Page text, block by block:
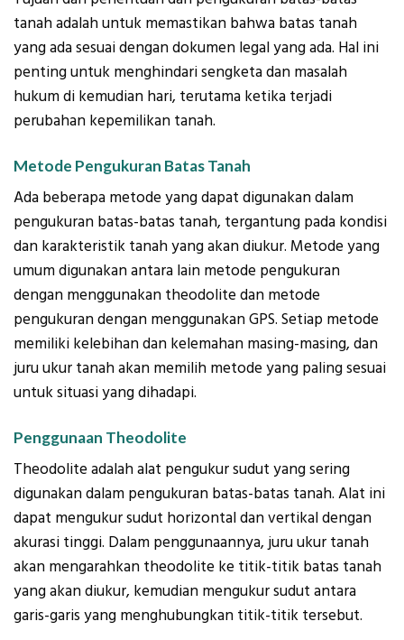
tanah adalah untuk memastikan bahwa batas tanah
yang ada sesuai dengan dokumen legal yang ada. Hal ini
penting untuk menghindari sengketa dan masalah
hukum di kemudian hari, terutama ketika terjadi
perubahan kepemilikan tanah.
Metode Pengukuran Batas Tanah
Ada beberapa metode yang dapat digunakan dalam
pengukuran batas-batas tanah, tergantung pada kondisi
dan karakteristik tanah yang akan diukur. Metode yang
umum digunakan antara lain metode pengukuran
dengan menggunakan theodolite dan metode
pengukuran dengan menggunakan GPS. Setiap metode
memiliki kelebihan dan kelemahan masing-masing, dan
juru ukur tanah akan memilih metode yang paling sesuai
untuk situasi yang dihadapi.
Penggunaan Theodolite
Theodolite adalah alat pengukur sudut yang sering
digunakan dalam pengukuran batas-batas tanah. Alat ini
dapat mengukur sudut horizontal dan vertikal dengan
akurasi tinggi. Dalam penggunaannya, juru ukur tanah
akan mengarahkan theodolite ke titik-titik batas tanah
yang akan diukur, kemudian mengukur sudut antara
garis-garis yang menghubungkan titik-titik tersebut.